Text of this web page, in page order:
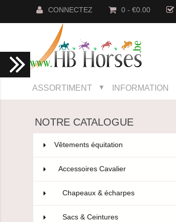
CONNECTEZ 0 - €0.00
ASSORTIMENT ▼ INFORMATION
NOTRE CATALOGUE
Vêtements équitation
Accessoires Cavalier
Chapeaux & écharpes
Sacs & Ceintures